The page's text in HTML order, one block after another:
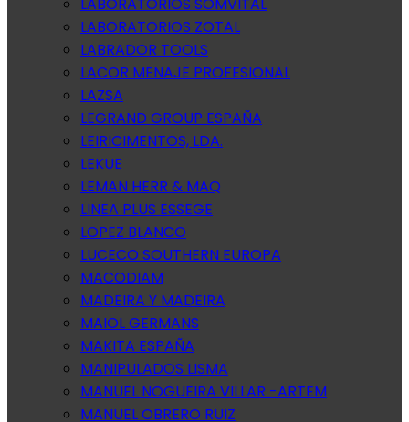
LABORATORIOS ZOTAL
LABRADOR TOOLS
LACOR MENAJE PROFESIONAL
LAZSA
LEGRAND GROUP ESPAÑA
LEIRICIMENTOS, LDA.
LEKUE
LEMAN HERR & MAQ
LINEA PLUS ESSEGE
LOPEZ BLANCO
LUCECO SOUTHERN EUROPA
MACODIAM
MADEIRA Y MADEIRA
MAIOL GERMANS
MAKITA ESPAÑA
MANIPULADOS LISMA
MANUEL NOGUEIRA VILLAR -ARTEM
MANUEL OBRERO RUIZ